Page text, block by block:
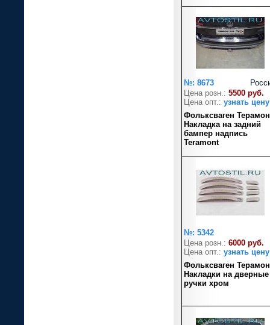
№: 8673
Цена розн.: 5500 руб.
Цена опт.: узнать цену
Фольксваген
Накладка на задний
бампер надпись
Teramont
№: 5342
Цена розн.: 6000 руб.
Цена опт.: узнать цену
Фольксваген
Накладки на дверные
ручки хром